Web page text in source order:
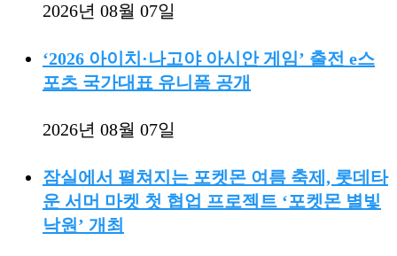
2026년 08월 07일
‘2026 아이치·나고야 아시안 게임’ 출전 e스
포츠 국가대표 유니폼 공개
2026년 08월 07일
잠실에서 펼쳐지는 포켓몬 여름 축제, 롯데타
운 서머 마켓 첫 협업 프로젝트 ‘포켓몬 별빛
낙원’ 개최